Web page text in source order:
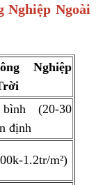
Nghiệp Ngoài
Nghiệp
(20-30
định
1.2tr/m²)